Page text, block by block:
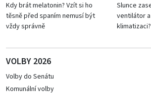
Kdy brát melatonin? Vzít si ho
těsně před spaním nemusí být
vždy správně
Slunce
ventilátor
klimatizaci?
VOLBY 2026
Volby do Senátu
Komunální volby